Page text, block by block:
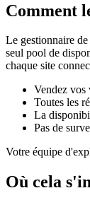
Comment
Le gestionnaire
seul pool de
chaque site
Vendez vos
Toutes les
La
Pas de
Votre équipe
Où cela